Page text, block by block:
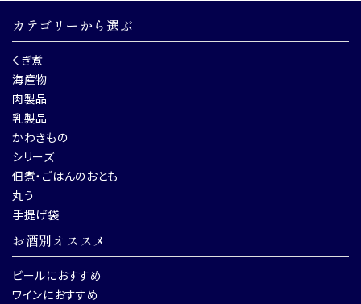
カテゴリーから選ぶ
くぎ煮
海産物
肉製品
乳製品
かわきもの
シリーズ
佃煮・ごはんのおとも
丸う
手提げ袋
お酒別オススメ
ビールにおすすめ
ワインにおすすめ